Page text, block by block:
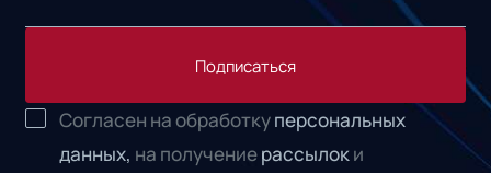
Подписаться
Согласен на обработкуперсональных
данных, на получениерассылоки